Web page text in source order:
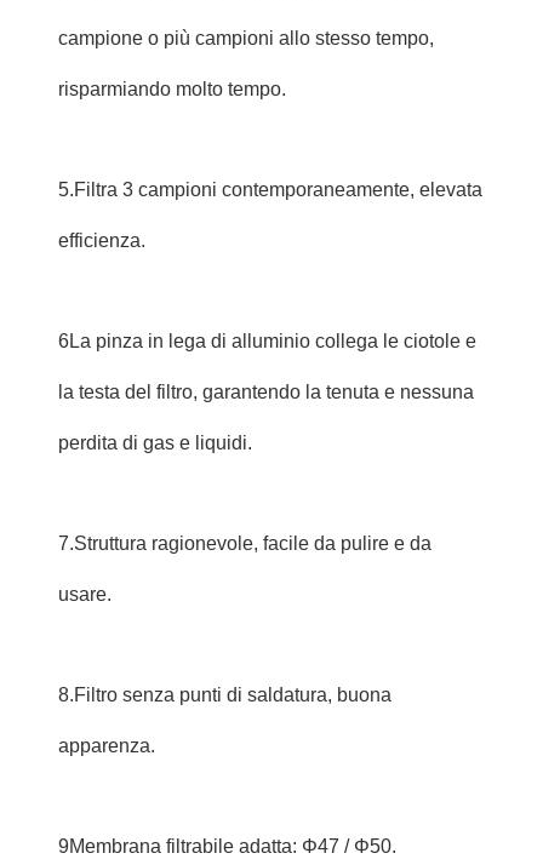
campione o più campioni allo stesso tempo,
risparmiando molto tempo.
5.Filtra 3 campioni contemporaneamente, elevata
efficienza.
6La pinza in lega di alluminio collega le ciotole e
la testa del filtro, garantendo la tenuta e nessuna
perdita di gas e liquidi.
7.Struttura ragionevole, facile da pulire e da
usare.
8.Filtro senza punti di saldatura, buona
apparenza.
9Membrana filtrabile adatta: Φ47 / Φ50.